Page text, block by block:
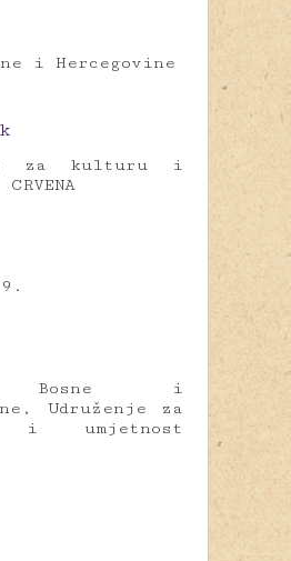
i Hercegovine
za kulturu i
Bosne i
Udruženje za
i umjetnost